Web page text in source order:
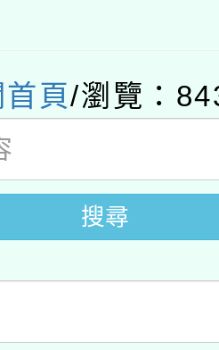
陸應申請許可
究院辦理「
單位及節水達
22日(星期六
廟祈福系列
航」
園地景藝術
首頁/瀏覽：
搜尋